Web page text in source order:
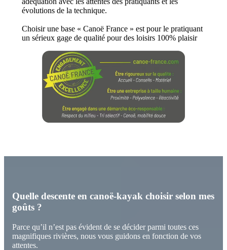
évolutions de la technique.
Choisir une base « Canoë France » est pour le pratiquant
un sérieux gage de qualité pour des loisirs 100% plaisir
Quelle descente en canoë-kayak choisir selon mes
goûts ?
Parce qu’il n’est pas évident de se décider parmi toutes ces
magnifiques rivières, nous vous guidons en fonction de vos
attentes.